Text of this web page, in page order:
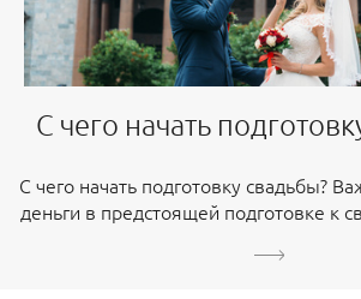
С чего начать
С чего начать подготовку свадьбы?
деньги в предстоящей подготовке к